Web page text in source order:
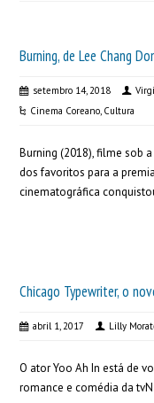
Burning, de Lee Chang
setembro 14, 2018
Cinema Coreano, Cultura
Burning (2018), filme sob
dos favoritos para a
cinematográfica
Chicago Typewriter, o
abril 1, 2017 Lilly
O ator Yoo Ah In está de
romance e comédia da tvN